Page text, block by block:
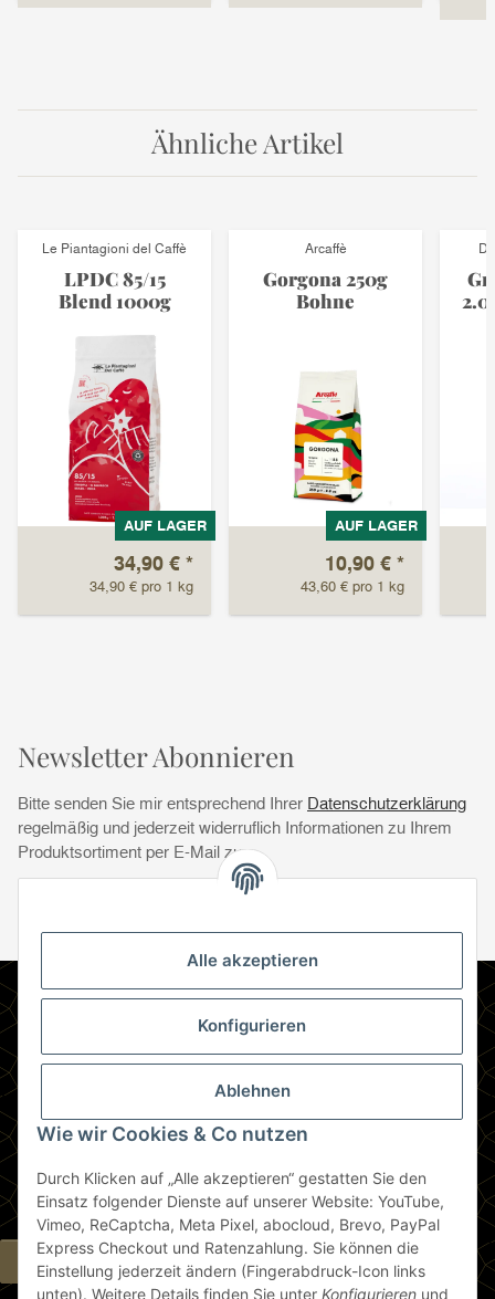
Alle akzeptieren
Konfigurieren
Ablehnen
Wie wir Cookies & Co nutzen
Durch Klicken auf „Alle akzeptieren“ gestatten Sie den
Einsatz folgender Dienste auf unserer Website: YouTube,
Vimeo, ReCaptcha, Meta Pixel, abocloud, Brevo, PayPal
Express Checkout und Ratenzahlung. Sie können die
Einstellung jederzeit ändern (Fingerabdruck-Icon links
unten). Weitere Details finden Sie unter Konfigurieren und
Ähnliche Artikel
Le Piantagioni del Caffè
LPDC 85/15
Blend 1000g
AUF LAGER
34,90 € *
34,90 € pro 1 kg
Arcaffè
Gorgona 250g
Bohne
AUF LAGER
10,90 € *
43,60 € pro 1 kg
2.0
Newsletter Abonnieren
Bitte senden Sie mir entsprechend Ihrer Datenschutzerklärung
regelmäßig und jederzeit widerruflich Informationen zu Ihrem
Produktsortiment per E-Mail zu.
Newsletter Abonnieren
Gesetzliche Informationen
Zahlungsmethoden
Berlin
Widerrufsbutton